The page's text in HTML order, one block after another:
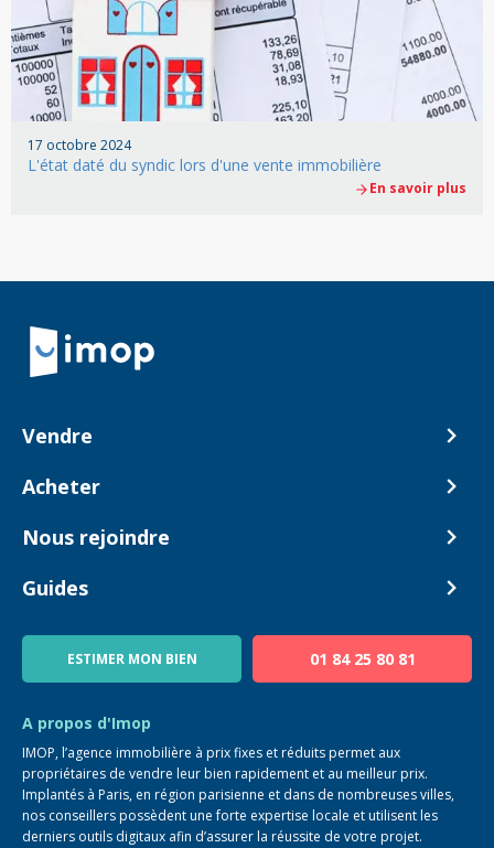
17 octobre 2024
L'état daté du syndic lors d'une vente immobilière
En savoir plus
Retour à la navigation principale
Vendre
Comment ça marche ?
Acheter
Biens en vente
Nous rejoindre
Devenir Conseiller
Guides
Blog
ESTIMER MON BIEN 01 84 25 80 81
A propos d'Imop
IMOP, l’agence immobilière à prix fixes et réduits permet aux
propriétaires de vendre leur bien rapidement et au meilleur prix.
Implantés à Paris, en région parisienne et dans de nombreuses villes,
nos conseillers possèdent une forte expertise locale et utilisent les
derniers outils digitaux afin d’assurer la réussite de votre projet.